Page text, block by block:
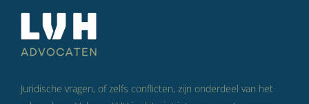
Juridische vragen, of zelfs conflicten, zijn onderdeel van het